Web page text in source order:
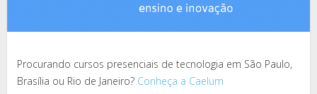
Procurando cursos presenciais de tecnologia em São Paulo,
Brasília ou Rio de Janeiro? Conheça a Caelum